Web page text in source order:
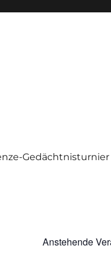
Gedächtnisturnier
Anstehende